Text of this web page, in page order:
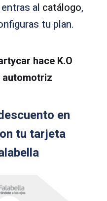
al catálogo,
tu plan.
hace K.O
automotriz
en
tu tarjeta